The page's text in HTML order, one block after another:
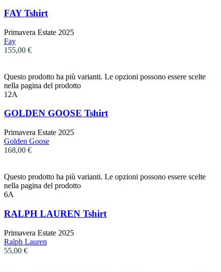
FAY Tshirt
Primavera Estate 2025
Fay
155,00 €
Questo prodotto ha più varianti. Le opzioni possono essere scelte
nella pagina del prodotto
12A
GOLDEN GOOSE Tshirt
Primavera Estate 2025
Golden Goose
168,00 €
Questo prodotto ha più varianti. Le opzioni possono essere scelte
nella pagina del prodotto
6A
RALPH LAUREN Tshirt
Primavera Estate 2025
Ralph Lauren
55,00 €